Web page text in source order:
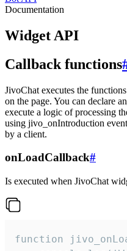
Documentation
Widget API
Callback functions
JivoChat executes the
on the page. You can declare
execute a logic of processing
using jivo_onIntroduction
by a client.
onLoadCallback#
Is executed when JivoChat
function